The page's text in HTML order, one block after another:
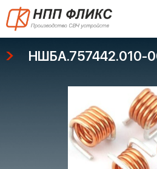
Перейти
содержимому
НШБА.757442.010-